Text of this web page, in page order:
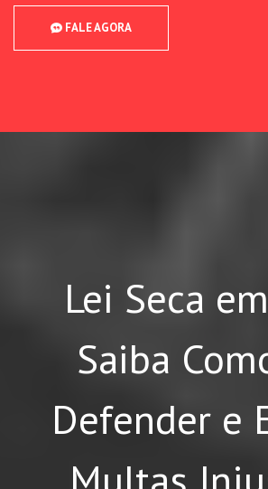
FALE AGORA
Lei Seca
Saiba
Defender e